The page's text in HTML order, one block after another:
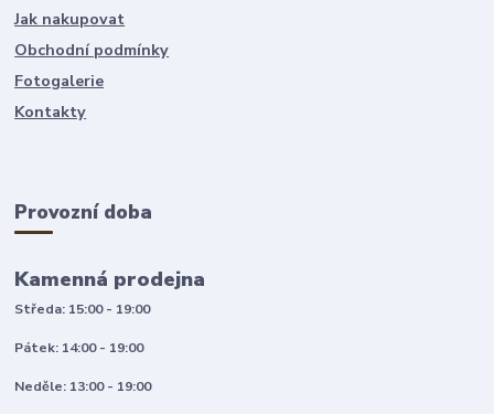
Jak nakupovat
Obchodní podmínky
Fotogalerie
Kontakty
Provozní doba
Kamenná prodejna
Středa: 15:00 - 19:00
Pátek: 14:00 - 19:00
Neděle: 13:00 - 19:00